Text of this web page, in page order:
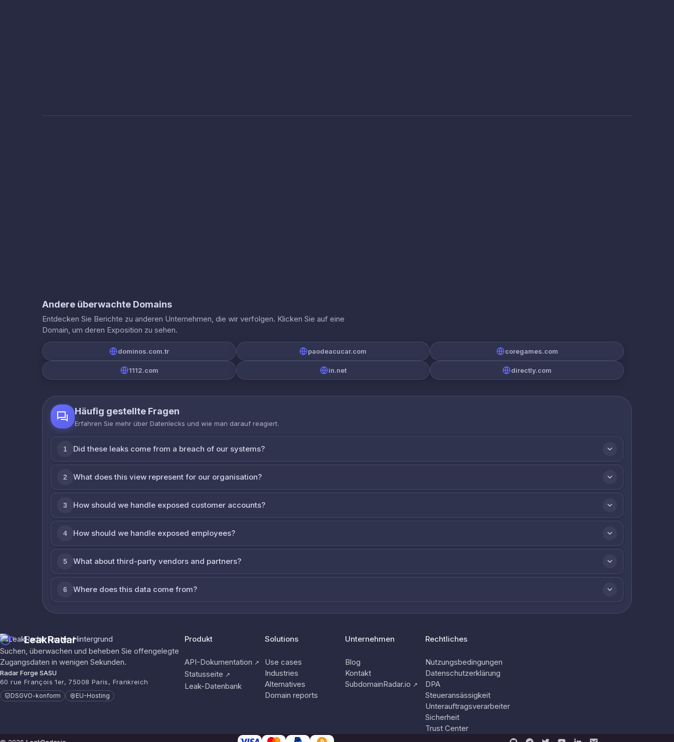
Andere überwachte Domains
Entdecken Sie Berichte zu anderen Unternehmen, die wir verfolgen. Klicken Sie auf eine
Domain, um deren Exposition zu sehen.
dominos.com.tr paodeacucar.com coregames.com
1112.com in.net directly.com
Häufig gestellte Fragen
Erfahren Sie mehr über Datenlecks und wie man darauf reagiert.
1 Did these leaks come from a breach of our systems?
2 What does this view represent for our organisation?
3 How should we handle exposed customer accounts?
4 How should we handle exposed employees?
5 What about third-party vendors and partners?
6 Where does this data come from?
LeakRadar
Suchen, überwachen und beheben Sie offengelegte
Zugangsdaten in wenigen Sekunden.
Radar Forge SASU
60 rue François 1er, 75008 Paris, Frankreich
DSGVO-konform EU-Hosting
Produkt
API-Dokumentation ↗
Statusseite ↗
Leak-Datenbank
Solutions
Use cases
Industries
Alternatives
Domain reports
Unternehmen
Blog
Kontakt
SubdomainRadar.io ↗
Rechtliches
Nutzungsbedingungen
Datenschutzerklärung
DPA
Steueransässigkeit
Unterauftragsverarbeiter
Sicherheit
Trust Center